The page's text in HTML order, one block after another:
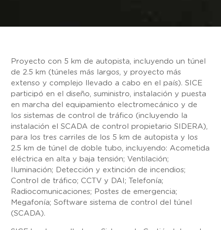
Proyecto con 5 km de autopista, incluyendo un túnel
de 2.5 km (túneles más largos, y proyecto más
extenso y complejo llevado a cabo en el país). SICE
participó en el diseño, suministro, instalación y puesta
en marcha del equipamiento electromecánico y de
los sistemas de control de tráfico (incluyendo la
instalación el SCADA de control propietario SIDERA),
para los tres carriles de los 5 km de autopista y los
2.5 km de túnel de doble tubo, incluyendo: Acometida
eléctrica en alta y baja tensión; Ventilación;
Iluminación; Detección y extinción de incendios;
Control de tráfico; CCTV y DAI; Telefonía;
Radiocomunicaciones; Postes de emergencia;
Megafonía; Software sistema de control del túnel
(SCADA).